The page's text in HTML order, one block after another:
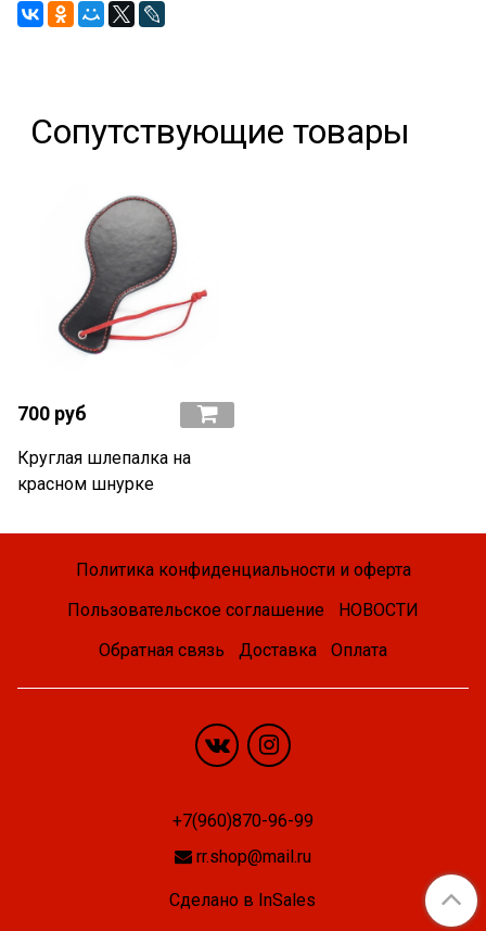
Сопутствующие товары
700 руб
Круглая шлепалка на
красном шнурке
Политика конфиденциальности и оферта
Пользовательское соглашение
НОВОСТИ
Обратная связь
Доставка Оплата
+7(960)870-96-99
rr.shop@mail.ru
Сделано в InSales